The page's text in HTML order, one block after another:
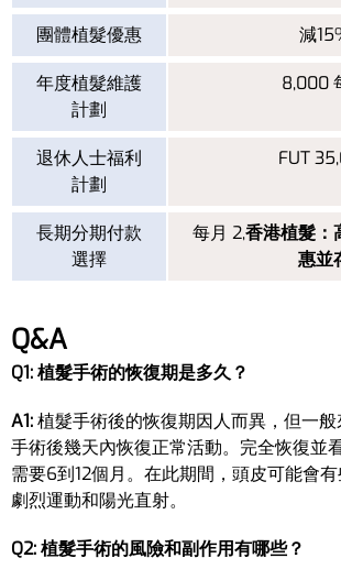
團體植髮優惠 減
年度植髮維護
計劃
8,000
退休人士福利
計劃
FUT
長期分期付款
選擇
每月 2,香港植髮：
惠並
Q&A
Q1: 植髮手術的恢復期是多久？
A1:植髮手術後的恢復期因人而異，但一
手術後幾天內恢復正常活動。完全恢復並
需要6到12個月。在此期間，頭皮可能會
劇烈運動和陽光直射。
Q2: 植髮手術的風險和副作用有哪些？